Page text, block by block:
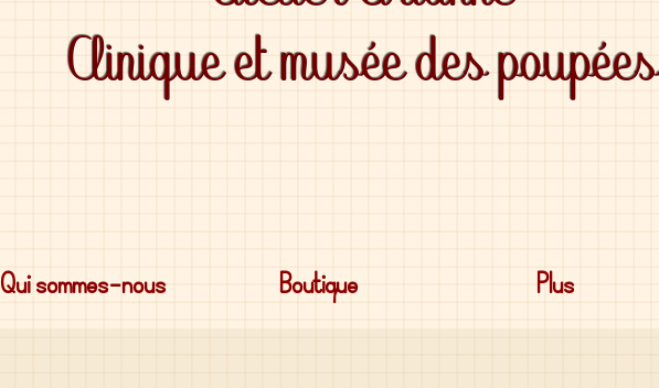
Clinique et musée des poupées
Qui sommes-nous Boutique Plus